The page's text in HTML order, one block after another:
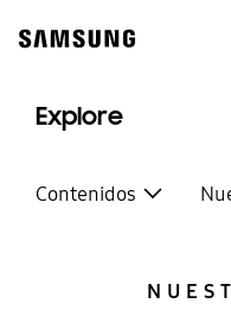
content
Explore
Contenidos